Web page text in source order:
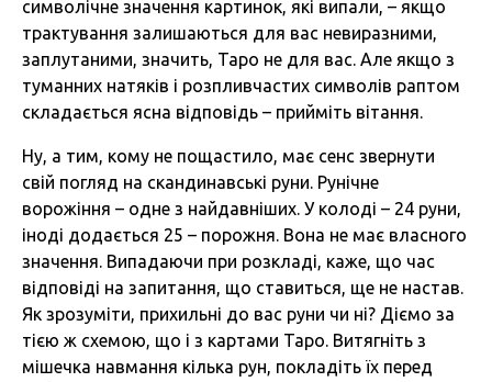
символічне значення картинок, які випали, – якщо
трактування залишаються для вас невиразними,
заплутаними, значить, Таро не для вас. Але якщо з
туманних натяків і розпливчастих символів раптом
складається ясна відповідь – прийміть вітання.
Ну, а тим, кому не пощастило, має сенс звернути
свій погляд на скандинавські руни. Рунічне
ворожіння – одне з найдавніших. У колоді – 24 руни,
іноді додається 25 – порожня. Вона не має власного
значення. Випадаючи при розкладі, каже, що час
відповіді на запитання, що ставиться, ще не настав.
Як зрозуміти, прихильні до вас руни чи ні? Діємо за
тією ж схемою, що і з картами Таро. Витягніть з
мішечка навмання кілька рун, покладіть їх перед